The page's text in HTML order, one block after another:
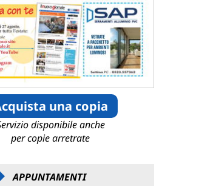
una copia
disponibile anche
per copie arretrate
APPUNTAMENTI